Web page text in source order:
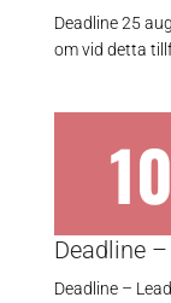
Deadline 25
om vid detta
Deadline
Deadline –